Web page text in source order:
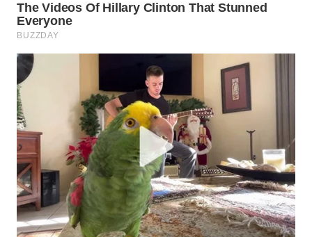
WN
WN
LIKUPANG
WN
LABUANBAJO